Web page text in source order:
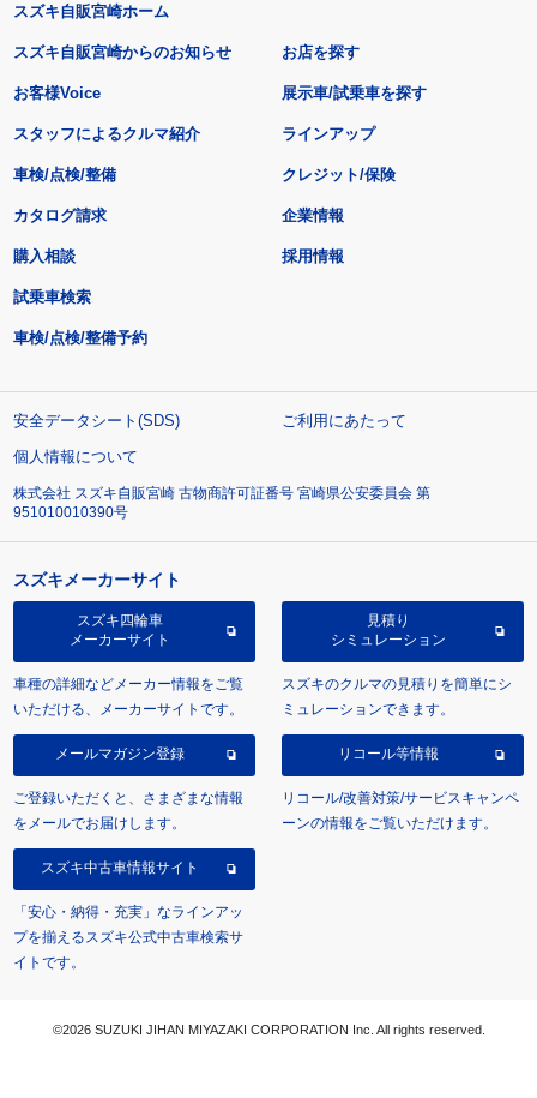
スズキ自販宮崎ホーム
スズキ自販宮崎からのお知らせ
お客様Voice
スタッフによるクルマ紹介
お店を探す
展示車/試乗車を探す
ラインアップ
車検/点検/整備 クレジット/保険
カタログ請求
購入相談
試乗車検索
車検/点検/整備予約
企業情報
採用情報
安全データシート(SDS)
ご利用にあたって
個人情報について
株式会社 スズキ自販宮崎 古物商許可証番号 宮崎県公安委員会 第
951010010390号
スズキメーカーサイト
スズキ四輪車
メーカーサイト
車種の詳細などメーカー情報をご覧
いただける、メーカーサイトです。
見積り
シミュレーション
スズキのクルマの見積りを簡単にシ
ミュレーションできます。
メールマガジン登録
ご登録いただくと、さまざまな情報
をメールでお届けします。
リコール等情報
リコール/改善対策/サービスキャンペ
ーンの情報をご覧いただけます。
スズキ中古車情報サイト
「安心・納得・充実」なラインアッ
プを揃えるスズキ公式中古車検索サ
イトです。
©2026 SUZUKI JIHAN MIYAZAKI CORPORATION Inc. All rights reserved.